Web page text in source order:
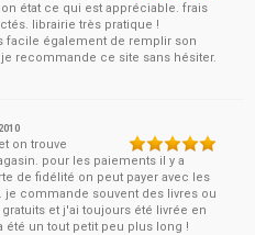
état ce qui est appréciable. frais
librairie très pratique !
facile également de remplir son
recommande ce site sans hésiter.
on trouve
pour les paiements il y a
de fidélité on peut payer avec les
commande souvent des livres ou
et j'ai toujours été livrée en
été un tout petit peu plus long !